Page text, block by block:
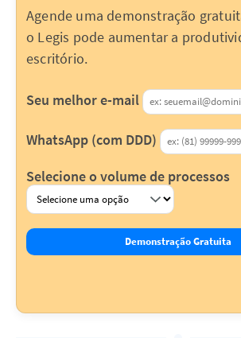
Agende uma demonstração
o Legis pode aumentar a
escritório.
Seu melhor e-mail
WhatsApp (com DDD)
Selecione o volume de processos
Demonstração Gratuita